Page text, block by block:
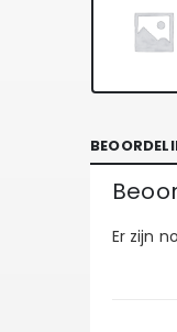
Er zijn